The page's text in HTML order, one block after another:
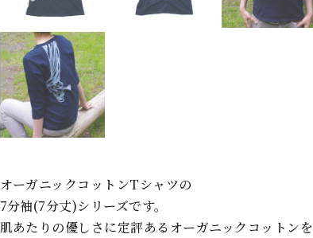
オーガニックコットンTシャツの
7分袖(7分丈)シリーズです。
肌あたりの優しさに定評あるオーガニックコットンを